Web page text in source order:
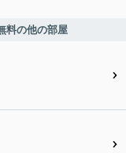
料の他の部屋